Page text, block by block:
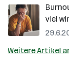
viel
Weitere Artikel